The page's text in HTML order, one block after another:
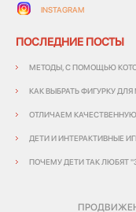
INSTAGRAM
ПОСЛЕДНИЕ ПОСТЫ
МЕТОДЫ, С ПОМОЩЬЮ
КАК ВЫБРАТЬ ФИГУРКУ
ОТЛИЧАЕМ
ДЕТИ И ИНТЕРАКТИВНЫЕ
ПОЧЕМУ ДЕТИ ТАК ЛЮБЯТ